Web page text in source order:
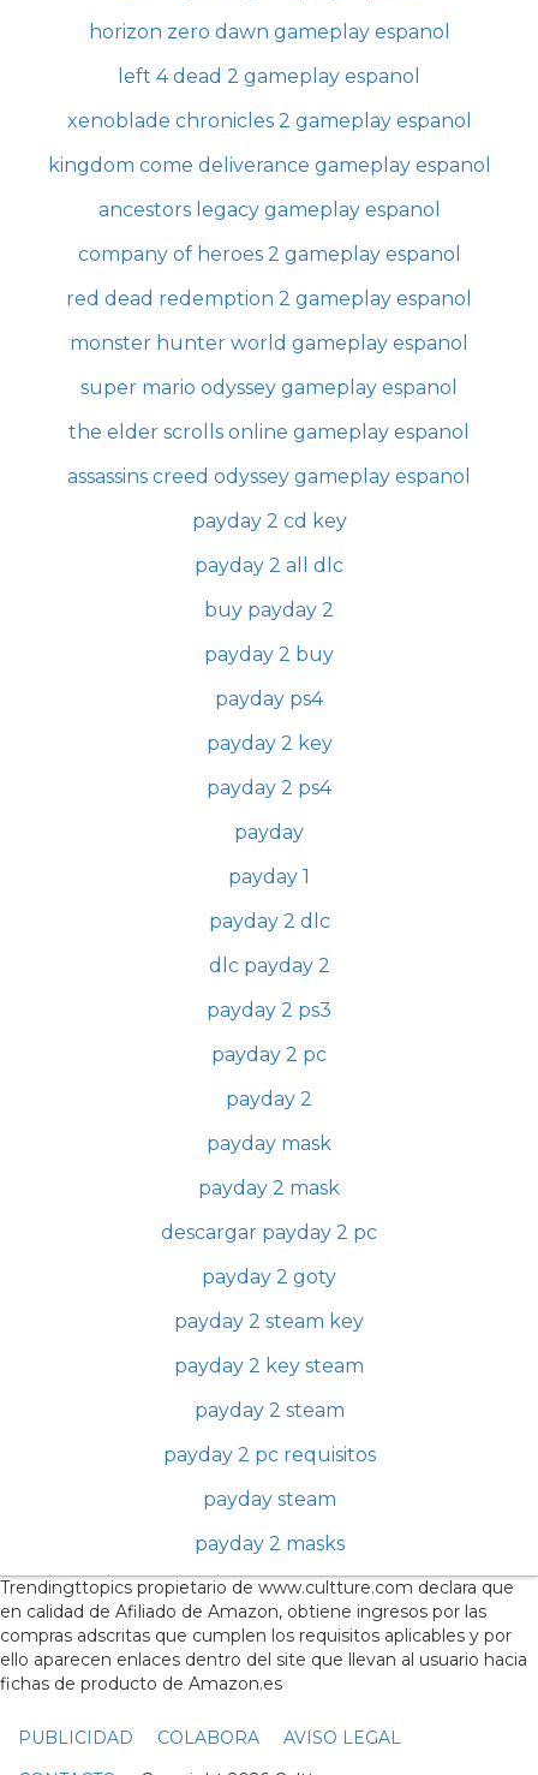
horizon zero dawn gameplay espanol
left 4 dead 2 gameplay espanol
xenoblade chronicles 2 gameplay espanol
kingdom come deliverance gameplay espanol
ancestors legacy gameplay espanol
company of heroes 2 gameplay espanol
red dead redemption 2 gameplay espanol
monster hunter world gameplay espanol
super mario odyssey gameplay espanol
the elder scrolls online gameplay espanol
assassins creed odyssey gameplay espanol
payday 2 cd key
payday 2 all dlc
buy payday 2
payday 2 buy
payday ps4
payday 2 key
payday 2 ps4
payday
payday 1
payday 2 dlc
dlc payday 2
payday 2 ps3
payday 2 pc
payday 2
payday mask
payday 2 mask
descargar payday 2 pc
payday 2 goty
payday 2 steam key
payday 2 key steam
payday 2 steam
payday 2 pc requisitos
payday steam
payday 2 masks
Trendingttopics propietario de www.cultture.com declara que
en calidad de Afiliado de Amazon, obtiene ingresos por las
compras adscritas que cumplen los requisitos aplicables y por
ello aparecen enlaces dentro del site que llevan al usuario hacia
fichas de producto de Amazon.es
PUBLICIDAD COLABORA
AVISO LEGAL